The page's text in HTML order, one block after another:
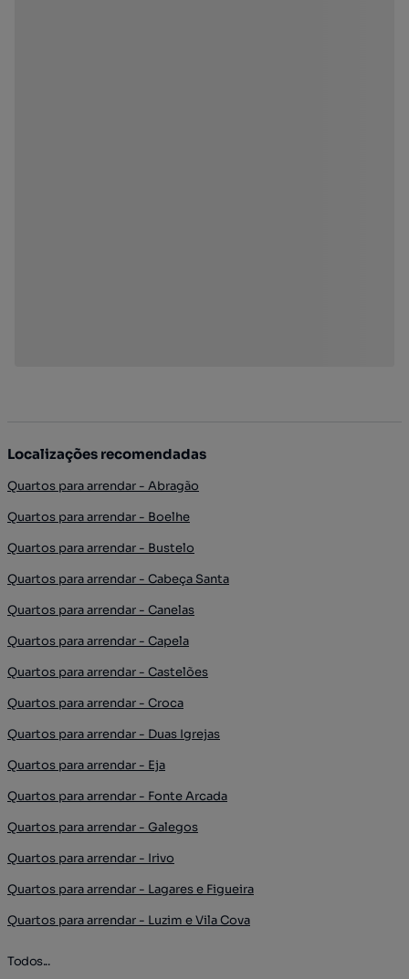
Localizações recomendadas
Quartos para arrendar - Abragão
Quartos para arrendar - Boelhe
Quartos para arrendar - Bustelo
Quartos para arrendar - Cabeça Santa
Quartos para arrendar - Canelas
Quartos para arrendar - Capela
Quartos para arrendar - Castelões
Quartos para arrendar - Croca
Quartos para arrendar - Duas Igrejas
Quartos para arrendar - Eja
Quartos para arrendar - Fonte Arcada
Quartos para arrendar - Galegos
Quartos para arrendar - Irivo
Quartos para arrendar - Lagares e Figueira
Quartos para arrendar - Luzim e Vila Cova
Todos...